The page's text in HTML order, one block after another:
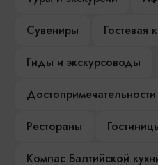
Сувениры
Гостевая
Гиды и экскурсоводы
Достопримечательности
Рестораны
Компас Балтийской